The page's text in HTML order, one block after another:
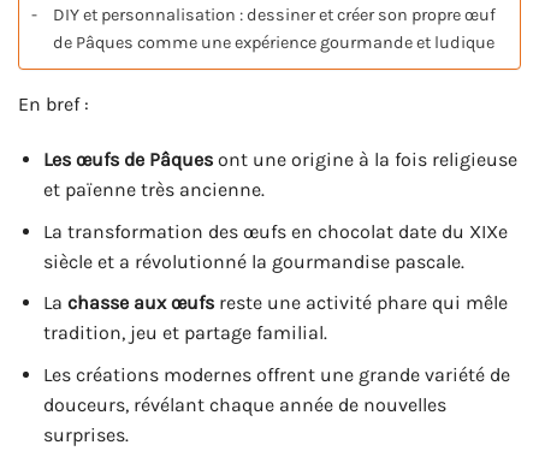
DIY et personnalisation : dessiner et créer son propre œuf
de Pâques comme une expérience gourmande et ludique
En bref :
Les œufs de Pâquesont une origine à la fois religieuse
et païenne très ancienne.
La transformation des œufs en chocolat date du XIXe
siècle et a révolutionné la gourmandise pascale.
La chasse aux œufsreste une activité phare qui mêle
tradition, jeu et partage familial.
Les créations modernes offrent une grande variété de
douceurs, révélant chaque année de nouvelles
surprises.